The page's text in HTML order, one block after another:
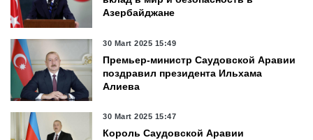
Азербайджане
30 Mart 2025 15:49
Премьер-министр Саудовской Аравии
поздравил президента Ильхама
Алиева
30 Mart 2025 15:47
Король Саудовской Аравии